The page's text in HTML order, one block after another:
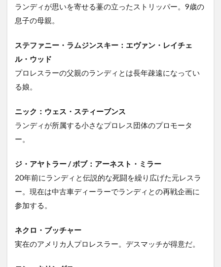
ランディが思いを寄せる薹の立ったストリッパー。9歳の
息子の母親。
ステファニー・ラムジンスキー：エヴァン・レイチェ
ル・ウッド
プロレスラーの父親のランディとは長年疎遠になってい
る娘。
ニック：ウェス・スティーブンス
ランディが所属する小さなプロレス団体のプロモータ
ー。
ジ・アヤトラー / ボブ：アーネスト・ミラー
20年前にランディと伝説的な死闘を繰り広げた元レスラ
ー。現在は中古車ディーラーでランディとの再戦企画に
参加する。
ネクロ・ブッチャー
実在のアメリカ人プロレスラー。デスマッチが得意だ。